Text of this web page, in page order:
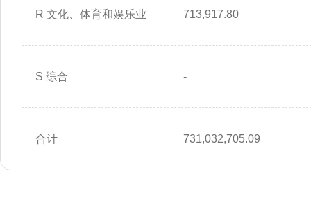
R 文化、体育和娱乐业 713,917.80
S 综合 -
合计 731,032,705.09